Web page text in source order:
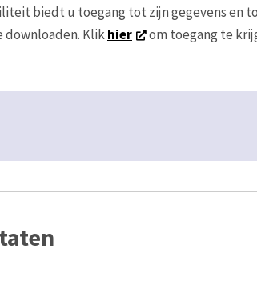
biedt u toegang tot zijn gegevens en
Klikhier om toegang te